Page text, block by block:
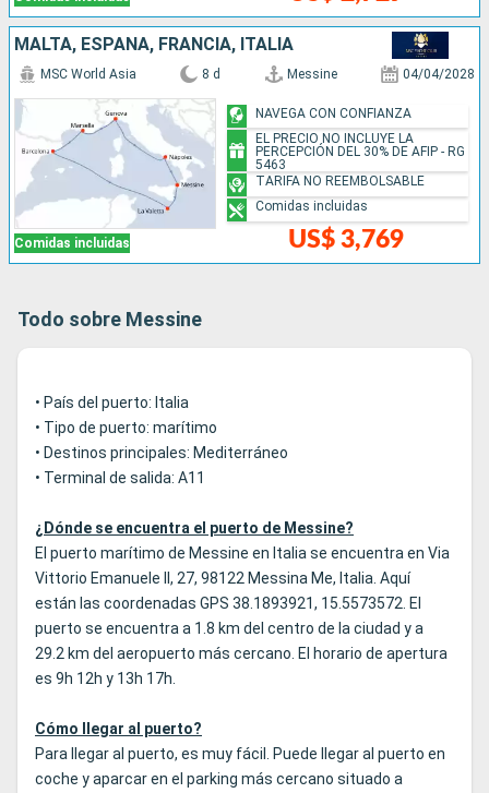
MALTA, ESPAÑA, FRANCIA, ITALIA
Comidas incluidas
MSC World Asia 8 d Messine 04/04/2028
US$ 3,769
NAVEGA CON CONFIANZA
EL PRECIO NO INCLUYE LA
PERCEPCIÓN DEL 30% DE AFIP - RG
5463
TARIFA NO REEMBOLSABLE
Comidas incluidas
Todo sobre Messine
• País del puerto: Italia
• Tipo de puerto: marítimo
• Destinos principales: Mediterráneo
• Terminal de salida: A11
¿Dónde se encuentra el puerto de Messine?
El puerto marítimo de Messine en Italia se encuentra en Via
Vittorio Emanuele II, 27, 98122 Messina Me, Italia. Aquí
están las coordenadas GPS 38.1893921, 15.5573572. El
puerto se encuentra a 1.8 km del centro de la ciudad y a
29.2 km del aeropuerto más cercano. El horario de apertura
es 9h 12h y 13h 17h.
Cómo llegar al puerto?
Para llegar al puerto, es muy fácil. Puede llegar al puerto en
coche y aparcar en el parking más cercano situado a